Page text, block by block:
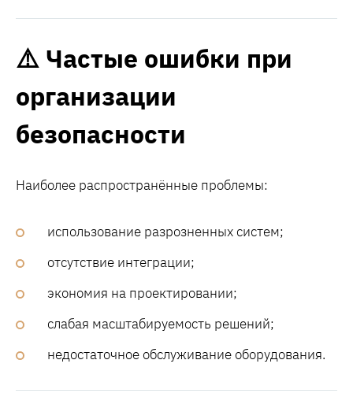
⚠️ Частые ошибки при
организации
безопасности
Наиболее распространённые проблемы:
использование разрозненных систем;
отсутствие интеграции;
экономия на проектировании;
слабая масштабируемость решений;
недостаточное обслуживание оборудования.